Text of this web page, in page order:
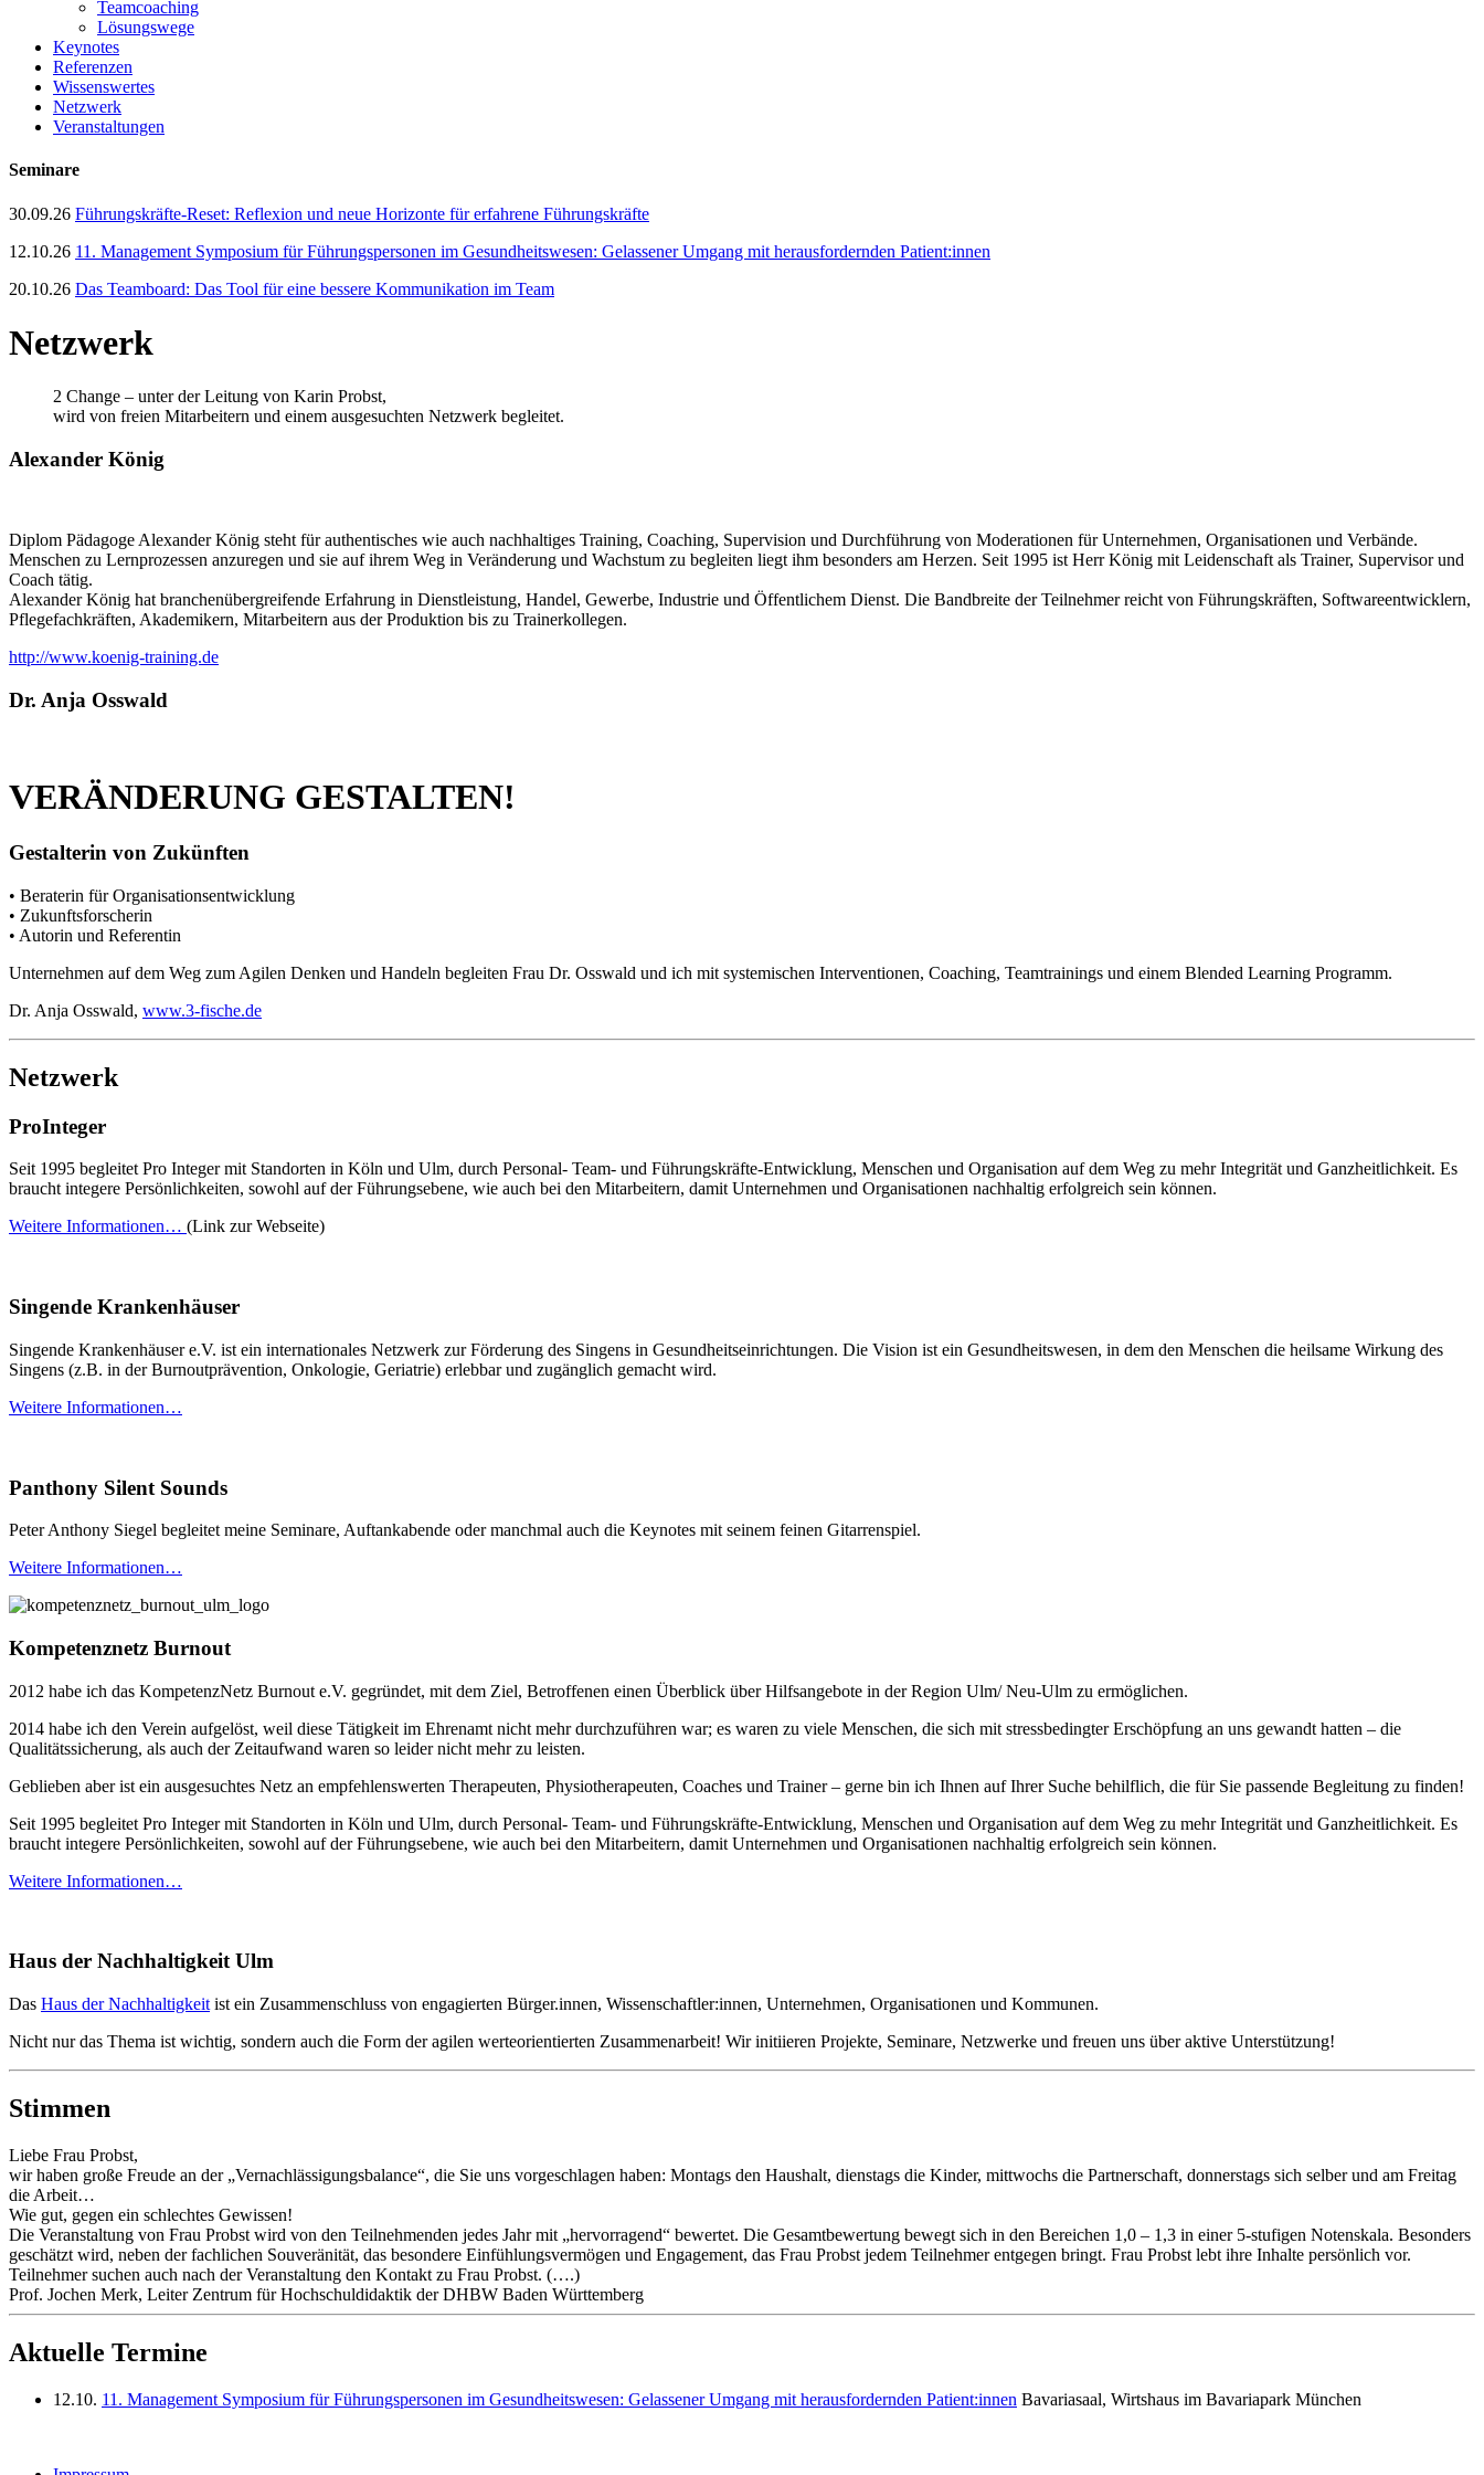
Teamcoaching
Lösungswege
Keynotes
Referenzen
Wissenswertes
Netzwerk
Veranstaltungen
Seminare
30.09.26 Führungskräfte-Reset: Reflexion und neue Horizonte für erfahrene Führungskräfte
12.10.26 11. Management Symposium für Führungspersonen im Gesundheitswesen: Gelassener Umgang mit herausfordernden Patient:innen
20.10.26 Das Teamboard: Das Tool für eine bessere Kommunikation im Team
Netzwerk
2 Change – unter der Leitung von Karin Probst,
wird von freien Mitarbeitern und einem ausgesuchten Netzwerk begleitet.
Alexander König
Diplom Pädagoge Alexander König steht für authentisches wie auch nachhaltiges Training, Coaching, Supervision und Durchführung von Moderationen für Unternehmen, Organisationen und Verbände.
Menschen zu Lernprozessen anzuregen und sie auf ihrem Weg in Veränderung und Wachstum zu begleiten liegt ihm besonders am Herzen. Seit 1995 ist Herr König mit Leidenschaft als Trainer, Supervisor und
Coach tätig.
Alexander König hat branchenübergreifende Erfahrung in Dienstleistung, Handel, Gewerbe, Industrie und Öffentlichem Dienst. Die Bandbreite der Teilnehmer reicht von Führungskräften, Softwareentwicklern,
Pflegefachkräften, Akademikern, Mitarbeitern aus der Produktion bis zu Trainerkollegen.
http://www.koenig-training.de
Dr. Anja Osswald
VERÄNDERUNG GESTALTEN!
Gestalterin von Zukünften
• Beraterin für Organisationsentwicklung
• Zukunftsforscherin
• Autorin und Referentin
Unternehmen auf dem Weg zum Agilen Denken und Handeln begleiten Frau Dr. Osswald und ich mit systemischen Interventionen, Coaching, Teamtrainings und einem Blended Learning Programm.
Dr. Anja Osswald, www.3-fische.de
Netzwerk
ProInteger
Seit 1995 begleitet Pro Integer mit Standorten in Köln und Ulm, durch Personal- Team- und Führungskräfte-Entwicklung, Menschen und Organisation auf dem Weg zu mehr Integrität und Ganzheitlichkeit. Es
braucht integere Persönlichkeiten, sowohl auf der Führungsebene, wie auch bei den Mitarbeitern, damit Unternehmen und Organisationen nachhaltig erfolgreich sein können.
Weitere Informationen… (Link zur Webseite)
Singende Krankenhäuser
Singende Krankenhäuser e.V. ist ein internationales Netzwerk zur Förderung des Singens in Gesundheitseinrichtungen. Die Vision ist ein Gesundheitswesen, in dem den Menschen die heilsame Wirkung des
Singens (z.B. in der Burnoutprävention, Onkologie, Geriatrie) erlebbar und zugänglich gemacht wird.
Weitere Informationen…
Panthony Silent Sounds
Peter Anthony Siegel begleitet meine Seminare, Auftankabende oder manchmal auch die Keynotes mit seinem feinen Gitarrenspiel.
Weitere Informationen…
Kompetenznetz Burnout
2012 habe ich das KompetenzNetz Burnout e.V. gegründet, mit dem Ziel, Betroffenen einen Überblick über Hilfsangebote in der Region Ulm/ Neu-Ulm zu ermöglichen.
2014 habe ich den Verein aufgelöst, weil diese Tätigkeit im Ehrenamt nicht mehr durchzuführen war; es waren zu viele Menschen, die sich mit stressbedingter Erschöpfung an uns gewandt hatten – die
Qualitätssicherung, als auch der Zeitaufwand waren so leider nicht mehr zu leisten.
Geblieben aber ist ein ausgesuchtes Netz an empfehlenswerten Therapeuten, Physiotherapeuten, Coaches und Trainer – gerne bin ich Ihnen auf Ihrer Suche behilflich, die für Sie passende Begleitung zu finden!
Seit 1995 begleitet Pro Integer mit Standorten in Köln und Ulm, durch Personal- Team- und Führungskräfte-Entwicklung, Menschen und Organisation auf dem Weg zu mehr Integrität und Ganzheitlichkeit. Es
braucht integere Persönlichkeiten, sowohl auf der Führungsebene, wie auch bei den Mitarbeitern, damit Unternehmen und Organisationen nachhaltig erfolgreich sein können.
Weitere Informationen…
Haus der Nachhaltigkeit Ulm
Das Haus der Nachhaltigkeit ist ein Zusammenschluss von engagierten Bürger.innen, Wissenschaftler:innen, Unternehmen, Organisationen und Kommunen.
Nicht nur das Thema ist wichtig, sondern auch die Form der agilen werteorientierten Zusammenarbeit! Wir initiieren Projekte, Seminare, Netzwerke und freuen uns über aktive Unterstützung!
Stimmen
Liebe Frau Probst,
wir haben große Freude an der „Vernachlässigungsbalance“, die Sie uns vorgeschlagen haben: Montags den Haushalt, dienstags die Kinder, mittwochs die Partnerschaft, donnerstags sich selber und am Freitag
die Arbeit…
Wie gut, gegen ein schlechtes Gewissen!
Die Veranstaltung von Frau Probst wird von den Teilnehmenden jedes Jahr mit „hervorragend“ bewertet. Die Gesamtbewertung bewegt sich in den Bereichen 1,0 – 1,3 in einer 5-stufigen Notenskala. Besonders
geschätzt wird, neben der fachlichen Souveränität, das besondere Einfühlungsvermögen und Engagement, das Frau Probst jedem Teilnehmer entgegen bringt. Frau Probst lebt ihre Inhalte persönlich vor.
Teilnehmer suchen auch nach der Veranstaltung den Kontakt zu Frau Probst. (….)
Prof. Jochen Merk, Leiter Zentrum für Hochschuldidaktik der DHBW Baden Württemberg
Aktuelle Termine
12.10. 11. Management Symposium für Führungspersonen im Gesundheitswesen: Gelassener Umgang mit herausfordernden Patient:innen Bavariasaal, Wirtshaus im Bavariapark München